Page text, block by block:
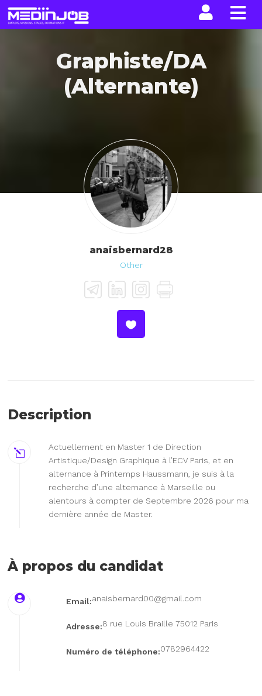
Graphiste/DA
(Alternante)
anaisbernard28
Other
Description
Actuellement en Master 1 de Direction
Artistique/Design Graphique à l’ECV Paris, et en
alternance à Printemps Haussmann, je suis à la
recherche d’une alternance à Marseille ou
alentours à compter de Septembre 2026 pour ma
dernière année de Master.
À propos du candidat
Email:anaisbernard00@gmail.com
Adresse:8 rue Louis Braille 75012 Paris
Numéro de téléphone:0782964422